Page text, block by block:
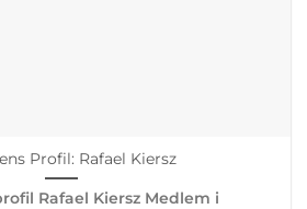
Profil: Rafael Kiersz
Rafael Kiersz Medlem i